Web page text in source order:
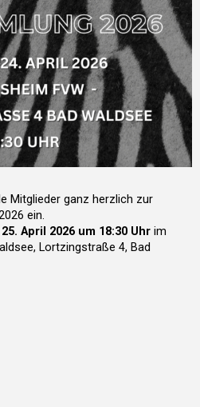
Mitglieder ganz herzlich zur
ein.
April 2026 um 18:30 Uhr im
Lortzingstraße 4, Bad